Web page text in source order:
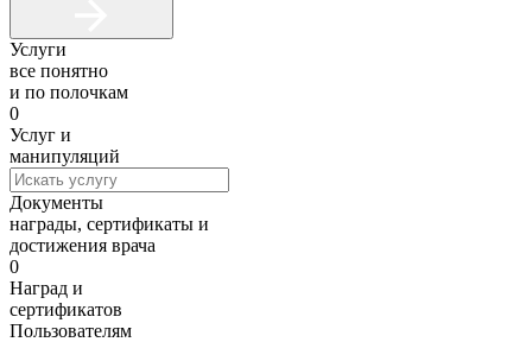
Услуги
все понятно
и по полочкам
0
Услуг и
манипуляций
Документы
награды, сертификаты и
достижения врача
0
Наград и
сертификатов
Пользователям